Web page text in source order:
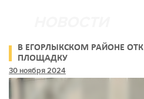
В ЕГОРЛЫКСКОМ РАЙОНЕ
ПЛОЩАДКУ
30 ноября 2024